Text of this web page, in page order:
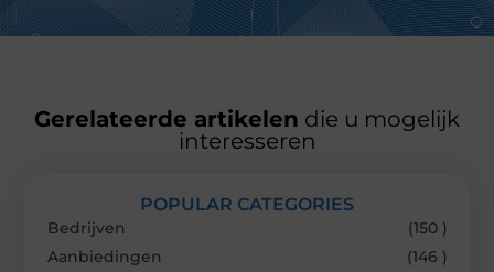
Gerelateerde artikelen die u mogelijk
interesseren
POPULAR CATEGORIES
Bedrijven
(150 )
Aanbiedingen
(146 )